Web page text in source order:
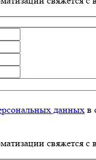
данных в
свяжется с